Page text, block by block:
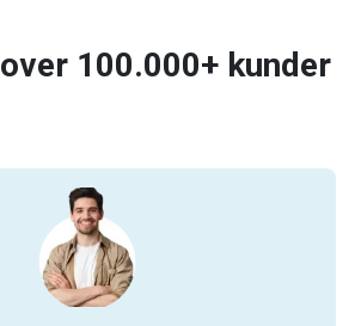
over 100.000+ kunder